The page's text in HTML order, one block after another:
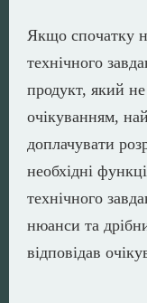
Якщо спочатку
технічного
продукт, який
очікуванням,
доплачувати
необхідні
технічного
нюанси та
відповідав